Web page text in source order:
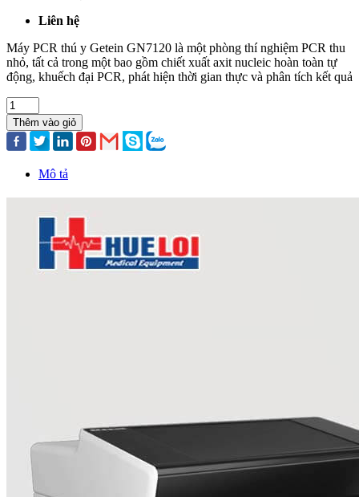
Liên hệ
Máy PCR thú y Getein GN7120 là một phòng thí nghiệm PCR thu
nhỏ, tất cả trong một bao gồm chiết xuất axit nucleic hoàn toàn tự
động, khuếch đại PCR, phát hiện thời gian thực và phân tích kết quả
Thêm vào giỏ
Mô tả